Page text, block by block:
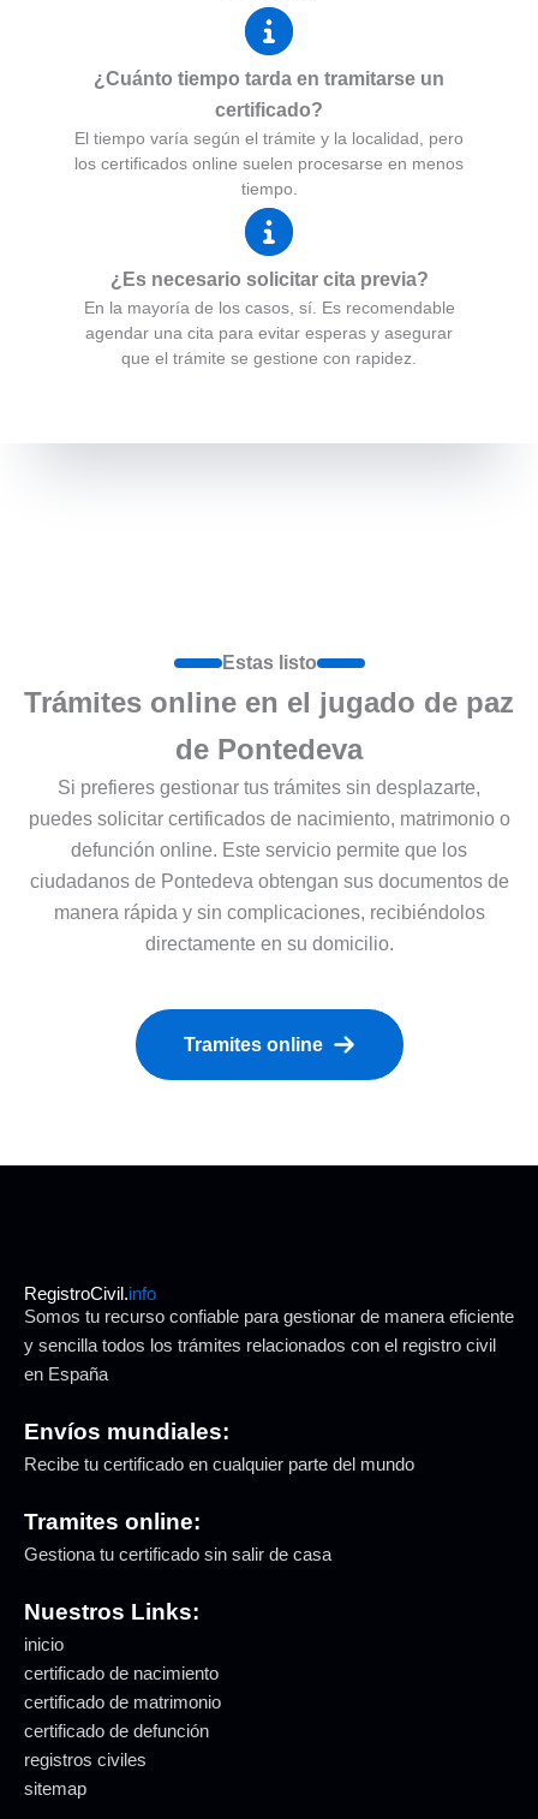
¿Cuánto tiempo tarda en tramitarse un
certificado?
El tiempo varía según el trámite y la localidad, pero
los certificados online suelen procesarse en menos
tiempo.
¿Es necesario solicitar cita previa?
En la mayoría de los casos, sí. Es recomendable
agendar una cita para evitar esperas y asegurar
que el trámite se gestione con rapidez.
Estas listo
Trámites online en el jugado de paz
de Pontedeva
Si prefieres gestionar tus trámites sin desplazarte,
puedes solicitar certificados de nacimiento, matrimonio o
defunción online. Este servicio permite que los
ciudadanos de Pontedeva obtengan sus documentos de
manera rápida y sin complicaciones, recibiéndolos
directamente en su domicilio.
Tramites online
RegistroCivil.info
Somos tu recurso confiable para gestionar de manera eficiente
y sencilla todos los trámites relacionados con el registro civil
en España
Envíos mundiales:
Recibe tu certificado en cualquier parte del mundo
Tramites online:
Gestiona tu certificado sin salir de casa
Nuestros Links:
inicio
certificado de nacimiento
certificado de matrimonio
certificado de defunción
registros civiles
sitemap